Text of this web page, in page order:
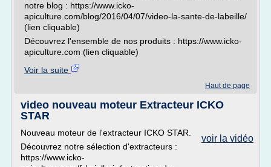
notre blog : https://www.icko-
apiculture.com/blog/2016/04/07/video-la-sante-de-labeille/
(lien cliquable)
Découvrez l'ensemble de nos produits : https://www.icko-
apiculture.com (lien cliquable)
Voir la suite
Haut de page
video nouveau moteur Extracteur ICKO
STAR
voir la vidéo
Nouveau moteur de l'extracteur ICKO STAR.
Découvrez notre sélection d'extracteurs :
https://www.icko-